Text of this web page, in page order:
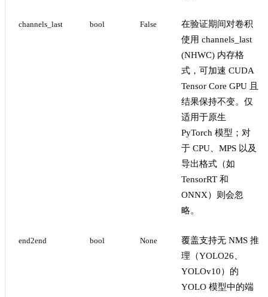
channels_last bool False
在验证期间对卷积
使用 channels_last
(NHWC) 内存格
式，可加速 CUDA
Tensor Core GPU 且
结果保持不变。仅
适用于原生
PyTorch 模型；对
于 CPU、MPS 以及
导出格式（如
TensorRT 和
ONNX）则会忽
略。
end2end bool None
覆盖支持无 NMS 推
理（YOLO26、
YOLOv10）的
YOLO 模型中的端